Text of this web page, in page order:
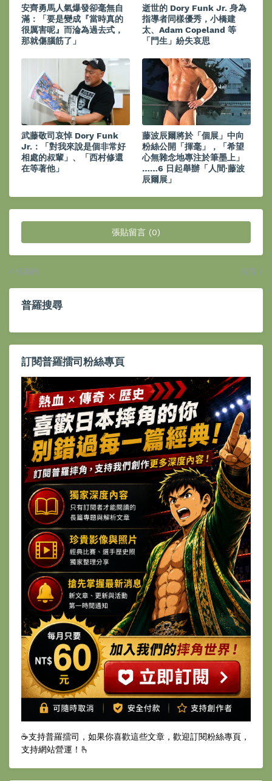
安齊勇馬人氣爆發卻毫無自
滿：「要是變成『當時真的
很厲害呢』而淪為過去式，
那就傷腦筋了」
逝世的 Dory Funk Jr. 身為
指導者同樣優秀，小橋建
太、Adam Copeland 等
「門生」紛失哀思
武藤敬司哀悼 Dory Funk
Jr.：「對我來說是個非常好
相處的叔輩」、「西村修還
在等著他」
藤波辰爾將於「個展」中向
粉絲公開「揮毫」，「希望
心無雜念地專注於筆墨上」
……6 日起舉辦「人間·藤波
辰爾展」
張貼留言 (0)
較新的 較舊
普羅搜尋
訂閱普羅擂司粉絲專頁
☕️支持普羅擂司，如果你喜歡這些文章，歡迎訂閱粉絲專頁，
支持網站營運！🫰